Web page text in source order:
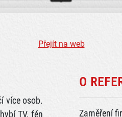
Přejít na web
více osob.
TV, fén
O
Zaměření